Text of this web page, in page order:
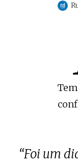
“Foi um